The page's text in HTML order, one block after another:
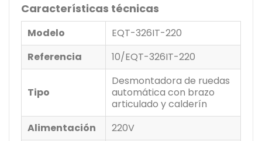
Características técnicas
Modelo
EQT-326IT-220
Referencia
10/EQT-326IT-220
Tipo
Desmontadora de ruedas
automática con brazo
articulado y calderín
Alimentación
220V